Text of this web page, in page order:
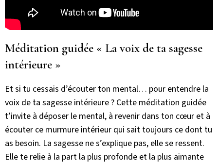
Méditation guidée « La voix de ta sagesse
intérieure »
Et si tu cessais d’écouter ton mental… pour entendre la
voix de ta sagesse intérieure ? Cette méditation guidée
t’invite à déposer le mental, à revenir dans ton cœur et à
écouter ce murmure intérieur qui sait toujours ce dont tu
as besoin. La sagesse ne s’explique pas, elle se ressent.
Elle te relie à la part la plus profonde et la plus aimante